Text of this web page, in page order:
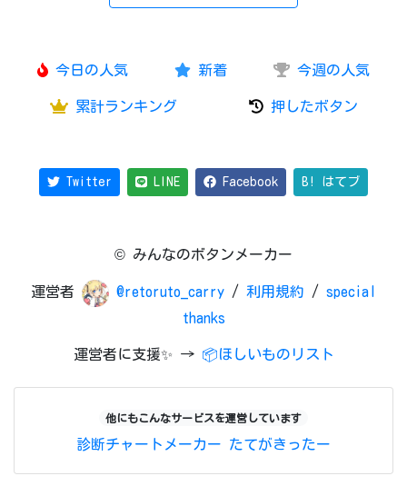
今日の人気 新着 今週の人気
累計ランキング 押したボタン
Twitter LINE Facebook B! はてブ
© みんなのボタンメーカー
運営者 @retoruto_carry / 利用規約 / special
thanks
運営者に支援✨ → 📦ほしいものリスト
他にもこんなサービスを運営しています
診断チャートメーカー たてがきったー